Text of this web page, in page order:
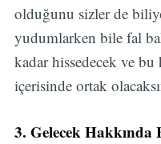
olduğunu sizler de
yudumlarken bile fal
kadar hissedecek ve bu
içerisinde ortak
3. Gelecek